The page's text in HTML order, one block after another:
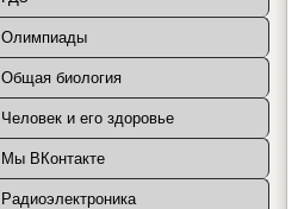
Олимпиады
Общая биология
Человек и его здоровье
Мы ВКонтакте
Радиоэлектроника